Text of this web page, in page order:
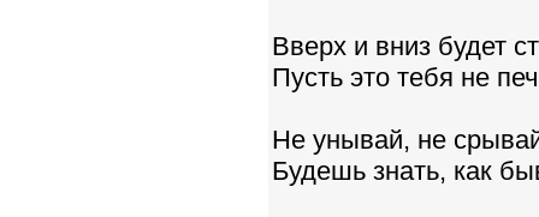
Вверх и вниз будет
Пусть это тебя не
Не унывай, не
Будешь знать, как